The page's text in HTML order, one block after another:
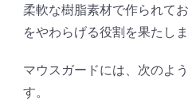
柔軟な樹脂素材で作られて
をやわらげる役割を果たしま
マウスガードには、次のよ
す。